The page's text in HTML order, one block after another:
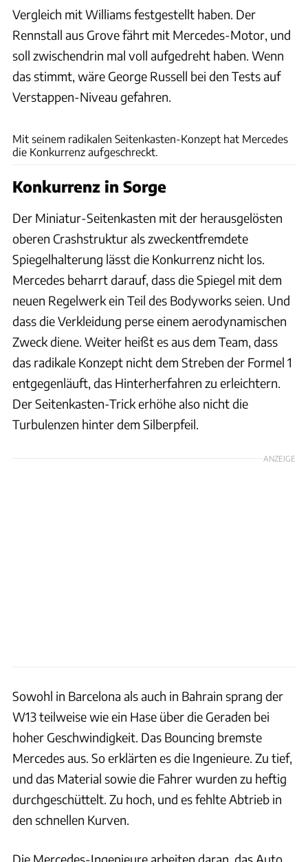
Vergleich mit Williams festgestellt haben. Der
Rennstall aus Grove fährt mit Mercedes-Motor, und
soll zwischendrin mal voll aufgedreht haben. Wenn
das stimmt, wäre George Russell bei den Tests auf
Verstappen-Niveau gefahren.
Mit seinem radikalen Seitenkasten-Konzept hat Mercedes
die Konkurrenz aufgeschreckt.
Konkurrenz in Sorge
Der Miniatur-Seitenkasten mit der herausgelösten
oberen Crashstruktur als zweckentfremdete
Spiegelhalterung lässt die Konkurrenz nicht los.
Mercedes beharrt darauf, dass die Spiegel mit dem
neuen Regelwerk ein Teil des Bodyworks seien. Und
dass die Verkleidung perse einem aerodynamischen
Zweck diene. Weiter heißt es aus dem Team, dass
das radikale Konzept nicht dem Streben der Formel 1
entgegenläuft, das Hinterherfahren zu erleichtern.
Der Seitenkasten-Trick erhöhe also nicht die
Turbulenzen hinter dem Silberpfeil.
ANZEIGE
Sowohl in Barcelona als auch in Bahrain sprang der
W13 teilweise wie ein Hase über die Geraden bei
hoher Geschwindigkeit. Das Bouncing bremste
Mercedes aus. So erklärten es die Ingenieure. Zu tief,
und das Material sowie die Fahrer wurden zu heftig
durchgeschüttelt. Zu hoch, und es fehlte Abtrieb in
den schnellen Kurven.
Die Mercedes-Ingenieure arbeiten daran, das Auto